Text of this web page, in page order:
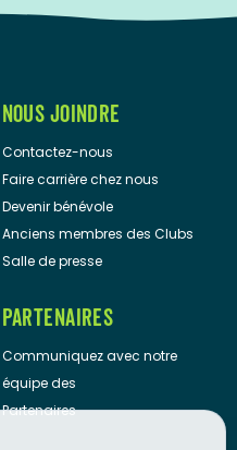
NOUS JOINDRE
Contactez-nous
Faire carrière chez nous
Devenir bénévole
Anciens membres des Clubs
Salle de presse
PARTENAIRES
Communiquez avec notre
équipe des
Partenaires